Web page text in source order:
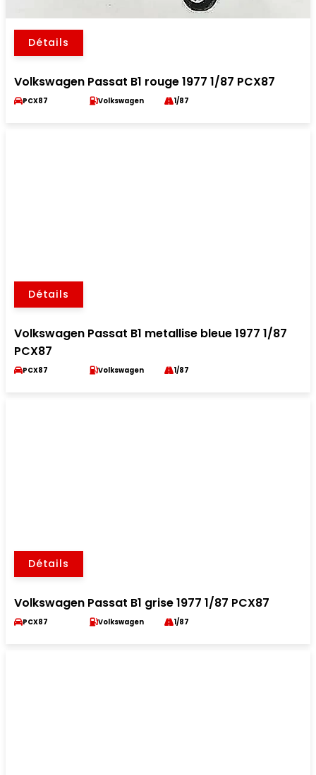
Détails
Volkswagen Passat B1 rouge 1977 1/87 PCX87
PCX87 Volkswagen 1/87
Détails
Volkswagen Passat B1 metallise bleue 1977 1/87
PCX87
PCX87 Volkswagen 1/87
Détails
Volkswagen Passat B1 grise 1977 1/87 PCX87
PCX87 Volkswagen 1/87